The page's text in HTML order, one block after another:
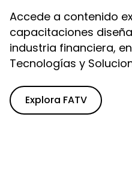
Accede a contenido
capacitaciones
industria financiera,
Tecnologías y
Explora FATV